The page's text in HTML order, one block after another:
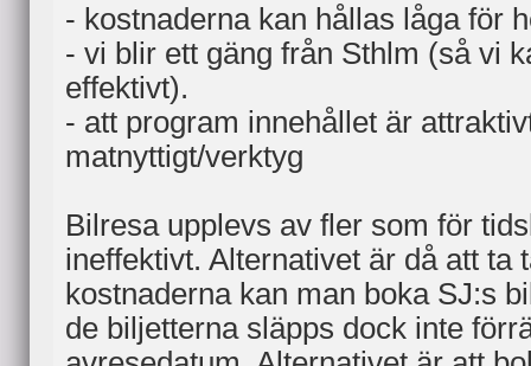
- kostnaderna kan hållas låga för
- vi blir ett gäng från Sthlm (så vi
effektivt).
- att program innehållet är
matnyttigt/verktyg
Bilresa upplevs av fler som för
ineffektivt. Alternativet är då att ta
kostnaderna kan man boka SJ:s
de biljetterna släpps dock inte